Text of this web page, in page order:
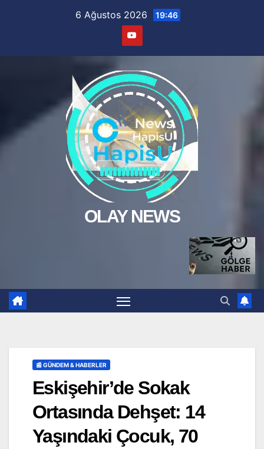
6 Ağustos 2026 19:46
OLAY NEWS
📰 GÜNDEM & HABERLER
Eskişehir’de Sokak
Ortasında Dehşet: 14
Yaşındaki Çocuk, 70